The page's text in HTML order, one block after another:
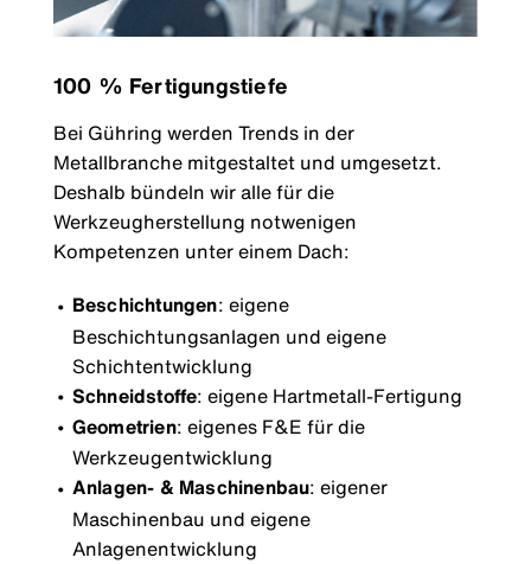
100 % Fertigungstiefe
Bei Gühring werden Trends in der
Metallbranche mitgestaltet und umgesetzt.
Deshalb bündeln wir alle für die
Werkzeugherstellung notwenigen
Kompetenzen unter einem Dach:
Beschichtungen: eigene
Beschichtungsanlagen und eigene
Schichtentwicklung
Schneidstoffe: eigene Hartmetall-Fertigung
Geometrien: eigenes F&E für die
Werkzeugentwicklung
Anlagen- & Maschinenbau: eigener
Maschinenbau und eigene
Anlagenentwicklung